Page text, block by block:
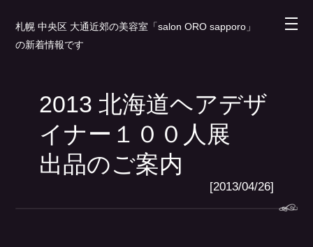
札幌 中央区 大通近郊の美容室「salon ORO sapporo」
の新着情報です
2013 北海道ヘアデザ
イナー１００人展
出品のご案内
[2013/04/26]